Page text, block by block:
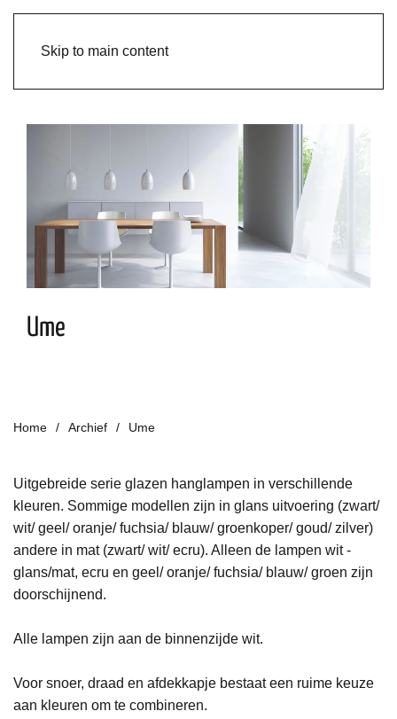
Skip to main content
Ume
Home Archief Ume
Uitgebreide serie glazen hanglampen in verschillende
kleuren. Sommige modellen zijn in glans uitvoering (zwart/
wit/ geel/ oranje/ fuchsia/ blauw/ groenkoper/ goud/ zilver)
andere in mat (zwart/ wit/ ecru). Alleen de lampen wit -
glans/mat, ecru en geel/ oranje/ fuchsia/ blauw/ groen zijn
doorschijnend.
Alle lampen zijn aan de binnenzijde wit.
Voor snoer, draad en afdekkapje bestaat een ruime keuze
aan kleuren om te combineren.